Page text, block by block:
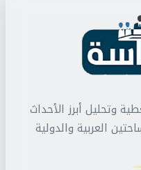
وتحليل أبرز الأحداث
العربية والدولية